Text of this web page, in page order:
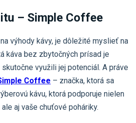
– Simple Coffee
výhody kávy, je dôležité myslieť na
káva bez zbytočných prísad je
využili jej potenciál. A práve
Coffee – značka, ktorá sa
kávu, ktorá podporuje nielen
aj vaše chuťové poháriky.